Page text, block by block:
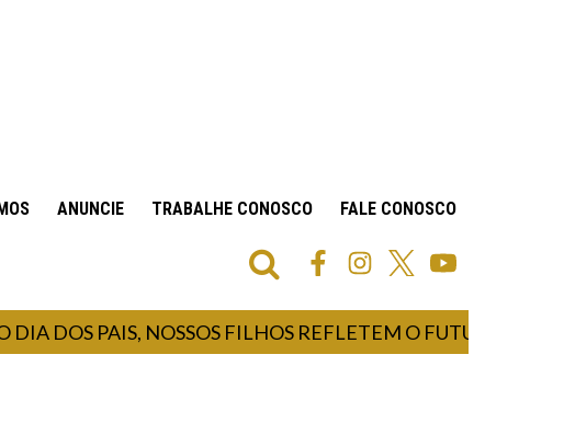
ANUNCIE TRABALHE CONOSCO FALE CONOSCO
PAIS, NOSSOS FILHOS REFLETEM O FUTURO E NOS